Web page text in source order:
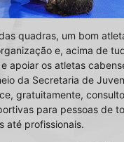
quadras, um bom
e, acima de
apoiar os atletas
da Secretaria de
gratuitamente,
para pessoas de
até profissionais.